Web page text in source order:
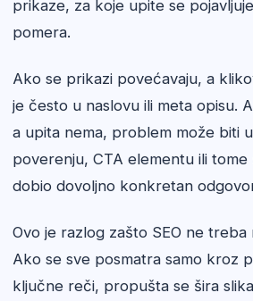
prikaze, za koje upite se
pomera.
Ako se prikazi povećavaju, a
je često u naslovu ili meta opisu.
a upita nema, problem može biti
poverenju, CTA elementu ili
dobio dovoljno konkretan
Ovo je razlog zašto SEO ne treba
Ako se sve posmatra samo kroz
ključne reči, propušta se šira